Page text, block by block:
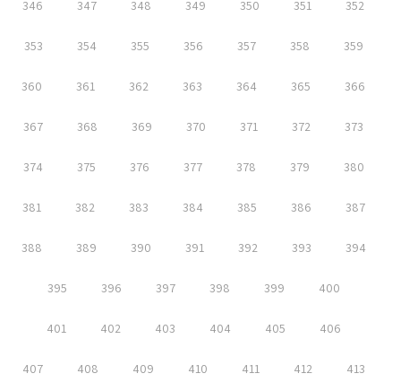
346 347 348 349 350 351 352
353 354 355 356 357 358 359
360 361 362 363 364 365 366
367 368 369 370 371 372 373
374 375 376 377 378 379 380
381 382 383 384 385 386 387
388 389 390 391 392 393 394
395 396 397 398 399 400
401 402 403 404 405 406
407 408 409 410 411 412 413